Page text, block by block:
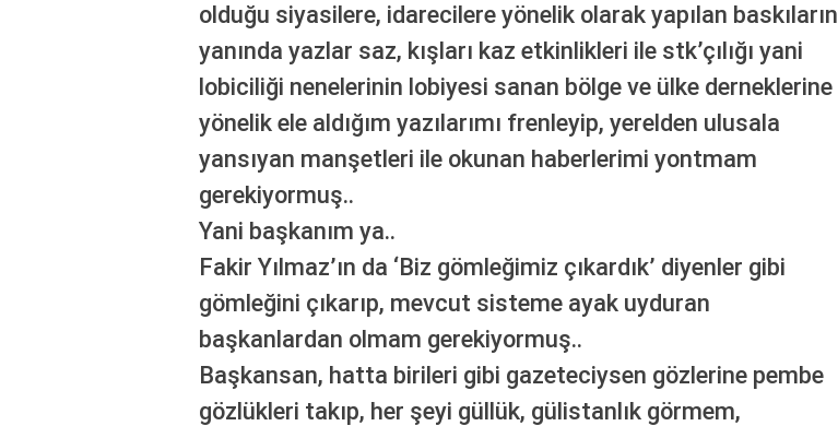
olduğu siyasilere, idarecilere yönelik olarak yapılan baskıların
yanında yazlar saz, kışları kaz etkinlikleri ile stk’çılığı yani
lobiciliği nenelerinin lobiyesi sanan bölge ve ülke derneklerine
yönelik ele aldığım yazılarımı frenleyip, yerelden ulusala
yansıyan manşetleri ile okunan haberlerimi yontmam
gerekiyormuş..
Yani başkanım ya..
Fakir Yılmaz’ın da ‘Biz gömleğimiz çıkardık’ diyenler gibi
gömleğini çıkarıp, mevcut sisteme ayak uyduran
başkanlardan olmam gerekiyormuş..
Başkansan, hatta birileri gibi gazeteciysen gözlerine pembe
gözlükleri takıp, her şeyi güllük, gülistanlık görmem,